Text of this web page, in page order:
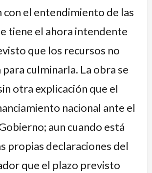
con el entendimiento de las
tiene el ahora intendente
que los recursos no
para culminarla. La obra se
otra explicación que el
nacional ante el
aun cuando está
propias declaraciones del
que el plazo previsto